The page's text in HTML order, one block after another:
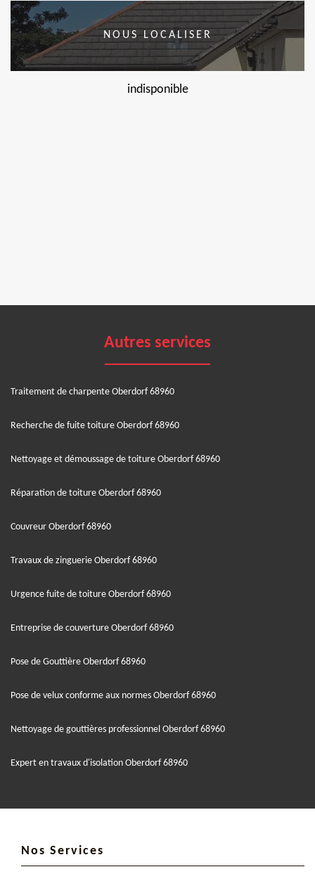
NOUS LOCALISER
indisponible
Autres services
Traitement de charpente Oberdorf 68960
Recherche de fuite toiture Oberdorf 68960
Nettoyage et démoussage de toiture Oberdorf 68960
Réparation de toiture Oberdorf 68960
Couvreur Oberdorf 68960
Travaux de zinguerie Oberdorf 68960
Urgence fuite de toiture Oberdorf 68960
Entreprise de couverture Oberdorf 68960
Pose de Gouttière Oberdorf 68960
Pose de velux conforme aux normes Oberdorf 68960
Nettoyage de gouttières professionnel Oberdorf 68960
Expert en travaux d'isolation Oberdorf 68960
Nos Services